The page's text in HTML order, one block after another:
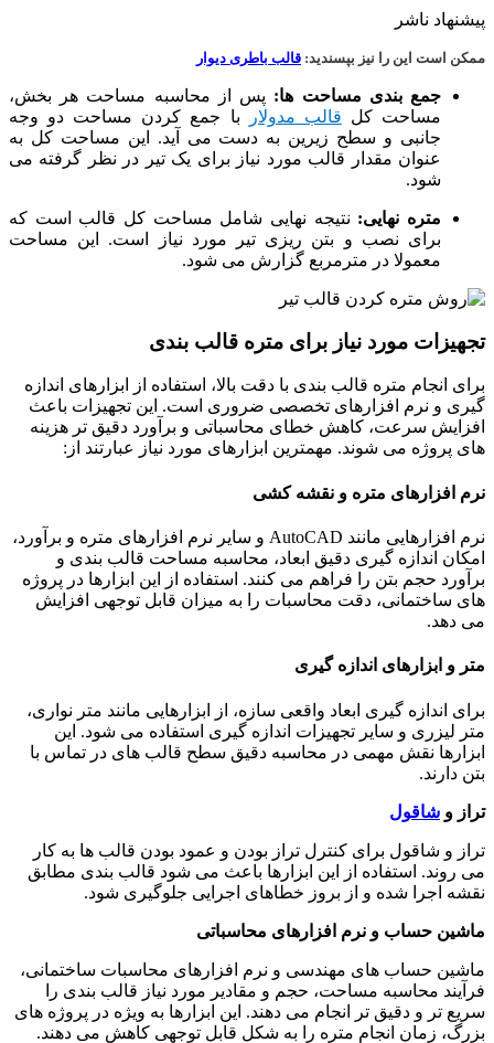
پیشنهاد ناشر
ممکن است این را نیز بپسندید: قالب باطری دیوار
جمع بندی مساحت‌ ها: پس از محاسبه مساحت هر بخش،
مساحت کل قالب مدولار
با جمع ‌کردن مساحت دو وجه
جانبی و سطح زیرین به دست می ‌آید. این مساحت کل به
عنوان مقدار قالب مورد نیاز برای یک تیر در نظر گرفته می
‌شود.
متره نهایی: نتیجه نهایی شامل مساحت کل قالب است که
برای نصب و بتن ریزی تیر مورد نیاز است. این مساحت
معمولا در مترمربع گزارش می ‌شود.
تجهیزات مورد نیاز برای متره قالب بندی
برای انجام متره قالب بندی با دقت بالا، استفاده از ابزارهای اندازه
گیری و نرم افزارهای تخصصی ضروری است. این تجهیزات باعث
افزایش سرعت، کاهش خطای محاسباتی و برآورد دقیق تر هزینه
های پروژه می شوند. مهمترین ابزارهای مورد نیاز عبارتند از:
نرم افزارهای متره و نقشه کشی
نرم افزارهایی مانند AutoCAD و سایر نرم افزارهای متره و برآورد،
امکان اندازه گیری دقیق ابعاد، محاسبه مساحت قالب بندی و
برآورد حجم بتن را فراهم می کنند. استفاده از این ابزارها در پروژه
های ساختمانی، دقت محاسبات را به میزان قابل توجهی افزایش
می دهد.
متر و ابزارهای اندازه گیری
برای اندازه گیری ابعاد واقعی سازه، از ابزارهایی مانند متر نواری،
متر لیزری و سایر تجهیزات اندازه گیری استفاده می شود. این
ابزارها نقش مهمی در محاسبه دقیق سطح قالب های در تماس با
بتن دارند.
تراز و شاقول
تراز و شاقول برای کنترل تراز بودن و عمود بودن قالب ها به کار
می روند. استفاده از این ابزارها باعث می شود قالب بندی مطابق
نقشه اجرا شده و از بروز خطاهای اجرایی جلوگیری شود.
ماشین حساب و نرم افزارهای محاسباتی
ماشین حساب های مهندسی و نرم افزارهای محاسبات ساختمانی،
فرآیند محاسبه مساحت، حجم و مقادیر مورد نیاز قالب بندی را
سریع تر و دقیق تر انجام می دهند. این ابزارها به ویژه در پروژه های
بزرگ، زمان انجام متره را به شکل قابل توجهی کاهش می دهند.